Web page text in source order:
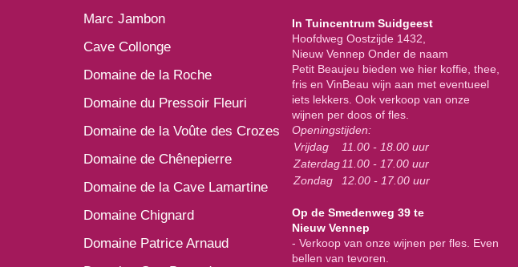
Marc Jambon
Cave Collonge
Domaine de la Roche
Domaine du Pressoir Fleuri
Domaine de la Voûte des Crozes
Domaine de Chênepierre
Domaine de la Cave Lamartine
Domaine Chignard
Domaine Patrice Arnaud
In Tuincentrum Suidgeest
Hoofdweg Oostzijde 1432,
Nieuw Vennep Onder de naam
Petit Beaujeu bieden we hier koffie, thee,
fris en VinBeau wijn aan met eventueel
iets lekkers. Ook verkoop van onze
wijnen per doos of fles.
Openingstijden:
Vrijdag
11.00 - 18.00 uur
Zaterdag 11.00 - 17.00 uur
Zondag
12.00 - 17.00 uur
Op de Smedenweg 39 te
Nieuw Vennep
- Verkoop van onze wijnen per fles. Even
bellen van tevoren.